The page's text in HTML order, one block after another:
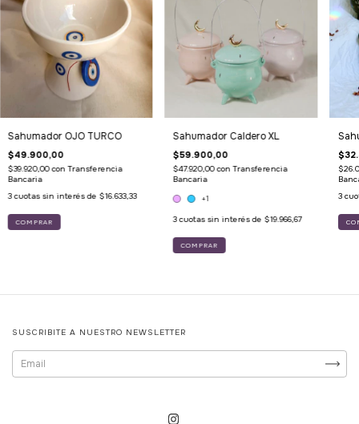
Sahumador OJO TURCO
$49.900,00
$39.920,00con Transferencia
Bancaria
3 cuotas sin interés de $16.633,33
Sahumador Caldero XL
$59.900,00
$47.920,00con Transferencia
Bancaria
+1
3 cuotas sin interés de $19.966,67
COMPRAR
3
SUSCRIBITE A NUESTRO NEWSLETTER